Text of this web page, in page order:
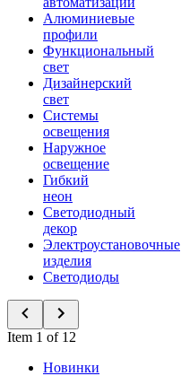
Алюминиевые
профили
Функциональный
свет
Дизайнерский
свет
Системы
освещения
Наружное
освещение
Гибкий
неон
Светодиодный
декор
Электроустановочные
изделия
Светодиоды
Item 1 of 12
Новинки